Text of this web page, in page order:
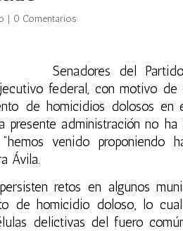
| 0 Comentarios
Senadores del
federal, con motivo de
de homicidios dolosos
administración no
venido proponiendo
Ávila.
retos en algunos
de homicidio doloso, lo
delictivas del fuero